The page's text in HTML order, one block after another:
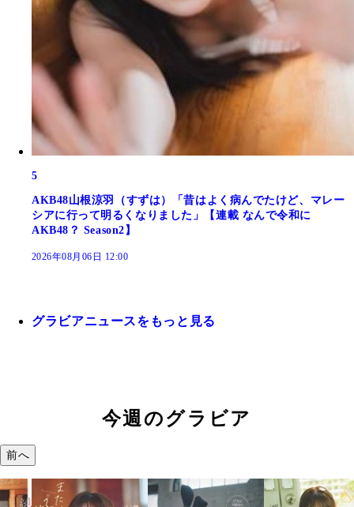
5
AKB48山根涼羽（すずは）「昔はよく病んでたけど、マレー
シアに行って明るくなりました」【連載 なんで令和に
AKB48？ Season2】
2026年08月06日 12:00
グラビアニュースをもっと見る
今週のグラビア
前へ